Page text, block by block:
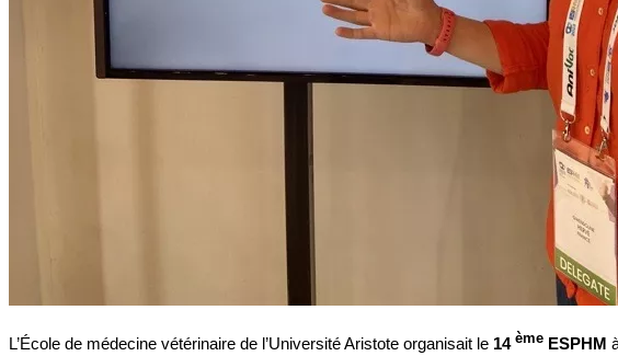
L’École de médecine vétérinaire de l’Université Aristote organisait le 14 ème ESPHM